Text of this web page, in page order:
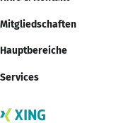
Mitgliedschaften
Hauptbereiche
Services